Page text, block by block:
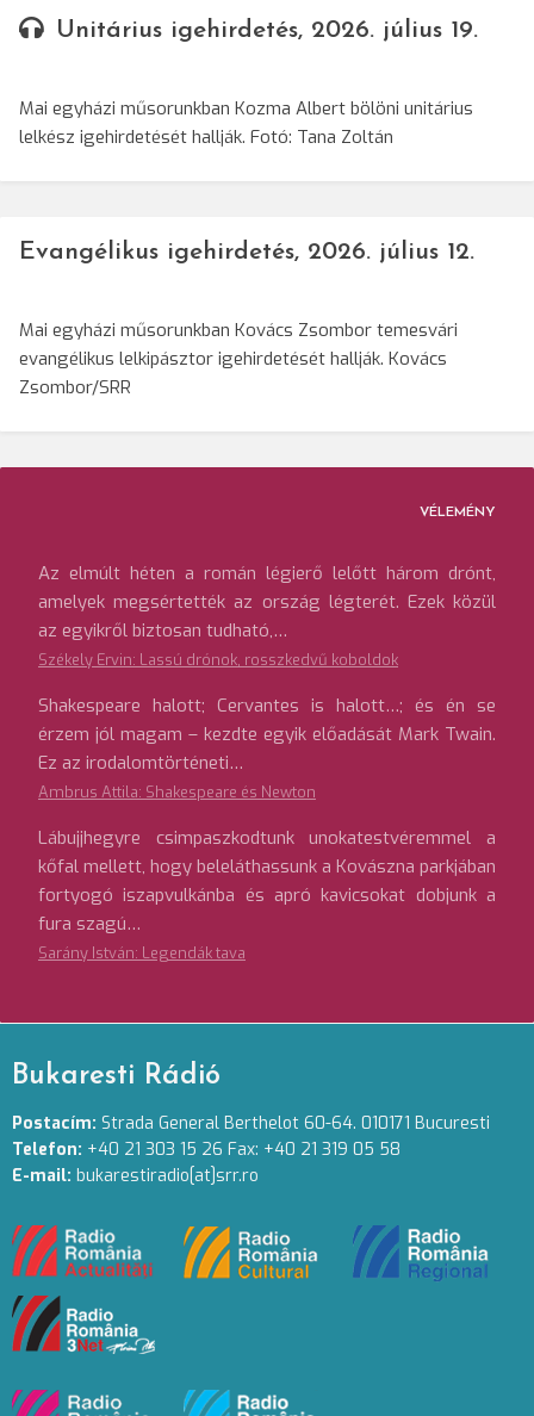
Unitárius igehirdetés, 2026. július 19.
Mai egyházi műsorunkban Kozma Albert bölöni unitárius
lelkész igehirdetését hallják. Fotó: Tana Zoltán
Evangélikus igehirdetés, 2026. július 12.
Mai egyházi műsorunkban Kovács Zsombor temesvári
evangélikus lelkipásztor igehirdetését hallják. Kovács
Zsombor/SRR
VÉLEMÉNY
Az elmúlt héten a román légierő lelőtt három drónt,
amelyek megsértették az ország légterét. Ezek közül
az egyikről biztosan tudható,…
Székely Ervin: Lassú drónok, rosszkedvű koboldok
Shakespeare halott; Cervantes is halott…; és én se
érzem jól magam – kezdte egyik előadását Mark Twain.
Ez az irodalomtörténeti…
Ambrus Attila: Shakespeare és Newton
Lábujjhegyre csimpaszkodtunk unokatestvéremmel a
kőfal mellett, hogy beleláthassunk a Kovászna parkjában
fortyogó iszapvulkánba és apró kavicsokat dobjunk a
fura szagú…
Sarány István: Legendák tava
Bukaresti Rádió
Postacím: Strada General Berthelot 60-64. 010171 Bucuresti
Telefon: +40 21 303 15 26 Fax: +40 21 319 05 58
E-mail: bukarestiradio[at]srr.ro